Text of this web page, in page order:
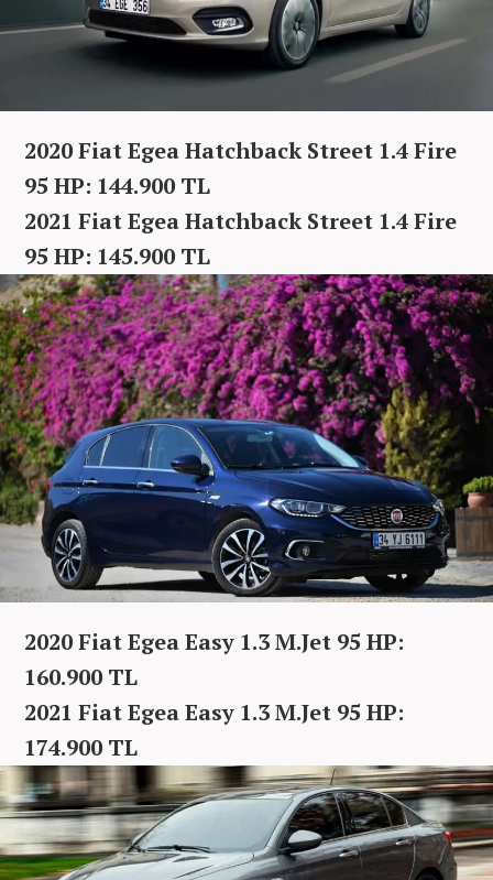
2020 Fiat Egea Hatchback Street 1.4 Fire
95 HP: 144.900 TL
2021 Fiat Egea Hatchback Street 1.4 Fire
95 HP: 145.900 TL
2020 Fiat Egea Easy 1.3 M.Jet 95 HP:
160.900 TL
2021 Fiat Egea Easy 1.3 M.Jet 95 HP:
174.900 TL